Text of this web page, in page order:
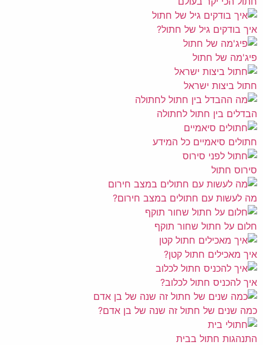
איך בודקים גיל של חתול?
פיג'מה של חתול
חתול ביצות ישראל
הבדלים בין חתול לחתולה
חתולים סיאמיים כל המידע
סירוס חתול
מה לעשות עם חתולים במצב חירום?
חלום על חתול שחור תוקף
איך מאכילים חתול קטן?
איך להכניס חתול לכלוב?
כמה שנים של חתול זה שנה של בן אדם?
התנהגות חתול בבית